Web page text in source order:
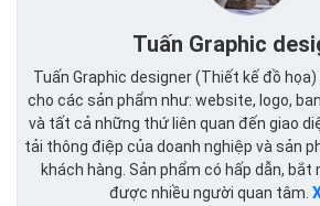
Tuấn Graphic
Tuấn Graphic designer (Thiết kế đồ
cho các sản phẩm như: website, logo,
và tất cả những thứ liên quan đến giao
tải thông điệp của doanh nghiệp và sản
khách hàng. Sản phẩm có hấp dẫn,
được nhiều người quan tâm.